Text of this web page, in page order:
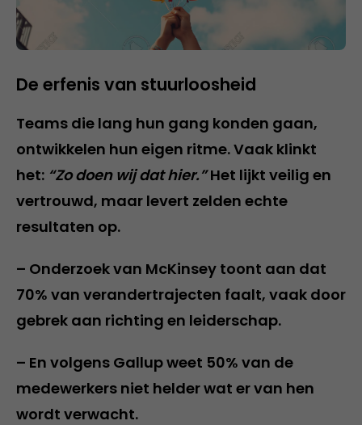
De erfenis van stuurloosheid
Teams die lang hun gang konden gaan,
ontwikkelen hun eigen ritme. Vaak klinkt
het: “Zo doen wij dat hier.”Het lijkt veilig en
vertrouwd, maar levert zelden echte
resultaten op.
– Onderzoek van McKinsey toont aan dat
70% van verandertrajecten faalt, vaak door
gebrek aan richting en leiderschap.
– En volgens Gallup weet 50% van de
medewerkers niet helder wat er van hen
wordt verwacht.